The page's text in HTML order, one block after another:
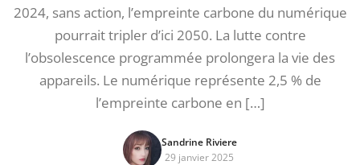
2024, sans action, l’empreinte carbone du numérique
pourrait tripler d’ici 2050. La lutte contre
l’obsolescence programmée prolongera la vie des
appareils. Le numérique représente 2,5 % de
l’empreinte carbone en […]
Sandrine Riviere
29 janvier 2025